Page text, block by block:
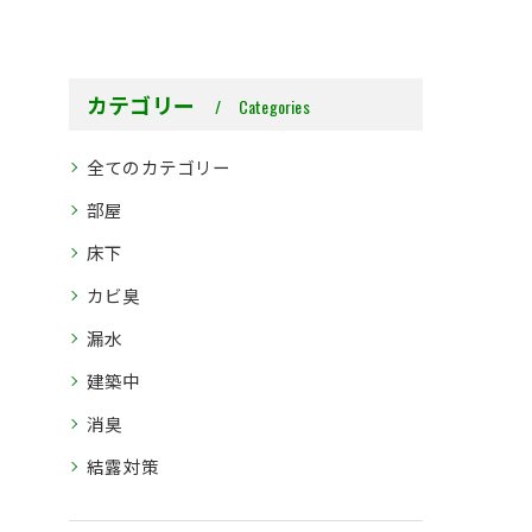
カテゴリー Categories
全てのカテゴリー
部屋
床下
カビ臭
漏水
建築中
消臭
結露対策